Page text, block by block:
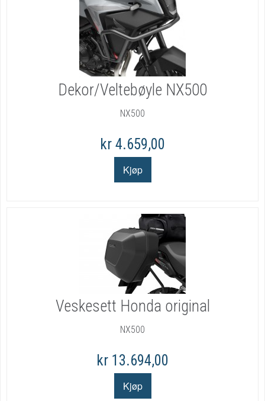
Dekor/Veltebøyle NX500
NX500
kr 4.659,00
Veskesett Honda original
NX500
kr 13.694,00